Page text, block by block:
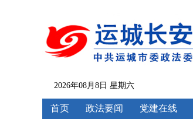
2026年08月8日 星期六
首页 政法要闻 党建在线